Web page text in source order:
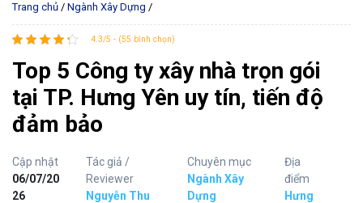
Trang chủ / Ngành Xây Dựng /
4.3/5 - (55 bình chọn)
Top 5 Công ty xây nhà trọn gói
tại TP. Hưng Yên uy tín, tiến độ
đảm bảo
Cập nhật
06/07/20
26
Tác giả /
Reviewer
Nguyễn Thu
Chuyên mục
Ngành Xây
Dựng
Địa
điểm
Hưng